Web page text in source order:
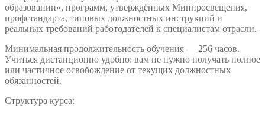
образовании», программ, утверждённых Минпросвещения,
профстандарта, типовых должностных инструкций и
реальных требований работодателей к специалистам отрасли.
Минимальная продолжительность обучения — 256 часов.
Учиться дистанционно удобно: вам не нужно получать полное
или частичное освобождение от текущих должностных
обязанностей.
Структура курса: